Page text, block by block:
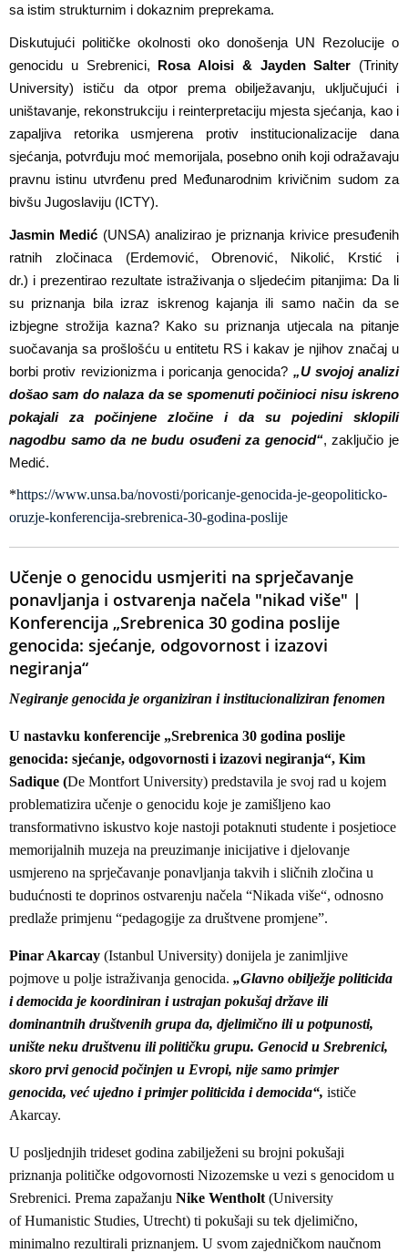
sa istim strukturnim i dokaznim preprekama.
Diskutujući političke okolnosti oko donošenja UN Rezolucije o
genocidu u Srebrenici, Rosa Aloisi & Jayden Salter
(Trinity
University) ističu da otpor prema obilježavanju, uključujući i
uništavanje, rekonstrukciju i reinterpretaciju mjesta sjećanja, kao i
zapaljiva retorika usmjerena protiv institucionalizacije dana
sjećanja, potvrđuju moć memorijala, posebno onih koji odražavaju
pravnu istinu utvrđenu pred Međunarodnim krivičnim sudom za
bivšu Jugoslaviju (ICTY).
Jasmin Medić (UNSA) analizirao je priznanja krivice presuđenih
ratnih zločinaca (Erdemović, Obrenović, Nikolić, Krstić i
dr.) i prezentiraorezultate istraživanja o sljedećim pitanjima: Da li
su priznanja bila izraz iskrenog kajanja ili samo način da se
izbjegne strožija kazna? Kako su priznanja utjecala na pitanje
suočavanja sa proš lošću u entitetu RS i kakav je njihov značaj u
borbi protiv revizionizma i poricanja genocida? „U svojoj analizi
došao sam do nalaza da se spomenuti počinioci nisu iskreno
pokajali za počinjene zločine i da su pojedini sklopili
nagodbu samo da ne budu osuđeni za genocid“, zaključio je
Medić.
*https://www.unsa.ba/novosti/poricanje-genocida-je-geopoliticko-
oruzje-konferencija-srebrenica-30-godina-poslije
Učenje o genocidu usmjeriti na sprječavanje
ponavljanja i ostvarenja načela "nikad više" |
Konferencija „Srebrenica 30 godina poslije
genocida: sjećanje, odgovornost i izazovi
negiranja“
Negiranje genocida je organiziran i institucionaliziran fenomen
U nastavku konferencije „Srebrenica 30 godina poslije
genocida: sjećanje, odgovornosti i izazovi negiranja“, Kim
Sadique (De Montfort University) predstavila je svoj rad u kojem
problematizira učenje o genocidu koje je zamišljeno kao
transformativno iskustvo koje nastoji potaknuti studente i posjetioce
memorijalnih muzeja na preuzimanje inicijative i djelovanje
usmjereno na sprječavanje ponavljanja takvih i sličnih zločina u
budućnosti te doprinos ostvarenju načela “Nikada više“, odnosno
predlaže primjenu “pedagogije za društvene promjene”.
Pinar Akarcay (Istanbul University) donijela je zanimljive
pojmove u polje istraživanja genocida. „Glavno obilježje politicida
i democida je koordiniran i ustrajan pokušaj države ili
dominantnih društvenih grupa da, djelimično ili u potpunosti,
unište neku društvenu ili političku grupu. Genocid u Srebrenici,
skoro prvi genocid počinjen u Evropi, nije samo primjer
genocida, već ujedno i primjer politicida i democida“, ističe
Akarcay.
U posljednjih trideset godina zabilježeni su brojni pokušaji
priznanja političke odgovornosti Nizozemske u vezi s genocidom u
Srebrenici. Prema zapažanju Nike Wentholt(University
of Humanistic Studies, Utrecht) ti pokušaji su tek djelimično,
minimalno rezultirali priznanjem. U svom zajedničkom naučnom